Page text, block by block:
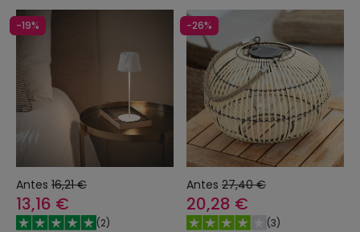
-19%
Antes 16,21 €
13,16 €
(2)
-26%
Antes 27,40 €
20,28 €
(3)